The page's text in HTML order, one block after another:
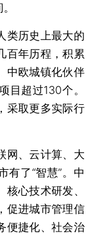
历史上最大的
百年历程，积累
中欧城镇化伙伴
目超过130个。
采取更多实际行
、云计算、大
有了“智慧”。中
心技术研发、
促进城市管理信
便捷化、社会治